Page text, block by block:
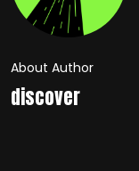
About Author
discover